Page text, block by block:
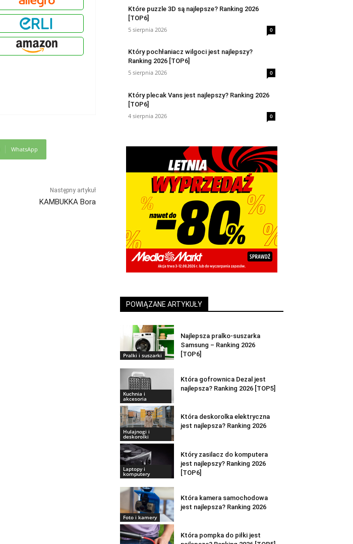
WhatsApp
Następny artykuł
KAMBUKKA Bora
Które puzzle 3D są najlepsze? Ranking 2026
[TOP6]
5 sierpnia 2026
0
Który pochłaniacz wilgoci jest najlepszy?
Ranking 2026 [TOP6]
5 sierpnia 2026
0
Który plecak Vans jest najlepszy? Ranking 2026
[TOP6]
4 sierpnia 2026
0
POWIĄZANE ARTYKUŁY
Pralki i suszarki
Najlepsza pralko-suszarka
Samsung – Ranking 2026
[TOP6]
Kuchnia i
akcesoria
Która gofrownica Dezal jest
najlepsza? Ranking 2026 [TOP5]
Hulajnogi i
deskorolki
Która deskorolka elektryczna
jest najlepsza? Ranking 2026
Laptopy i
komputery
Który zasilacz do komputera
jest najlepszy? Ranking 2026
[TOP6]
Foto i kamery
Która kamera samochodowa
jest najlepsza? Ranking 2026
Która pompka do piłki jest